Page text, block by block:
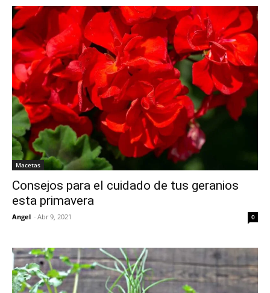
Macetas
Consejos para el cuidado de tus geranios
esta primavera
Angel - Abr 9, 2021 0